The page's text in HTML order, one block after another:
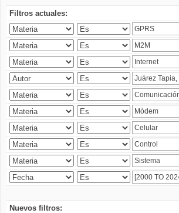
Filtros actuales:
Nuevos filtros: